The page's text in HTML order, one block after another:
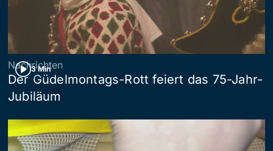
3 Min
Nachrichten
Der Güdelmontags-Rott feiert das 75-Jahr-
Jubiläum